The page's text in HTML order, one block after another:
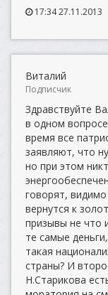
17:34 27.11.2013
Виталий
Подписчик
Здравствуйте
в одном
время все
заявляют, что
но при этом
говорят,
вернутся к
призывы не что
те самые
такая
страны? И
Н.Старикова